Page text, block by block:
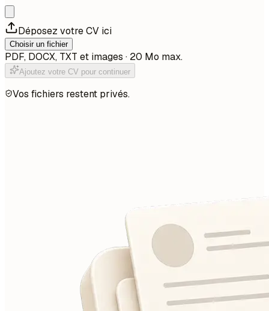
Déposez votre CV ici
Choisir un fichier
PDF, DOCX, TXT et images · 20 Mo max.
Ajoutez votre CV pour continuer
Vos fichiers restent privés.